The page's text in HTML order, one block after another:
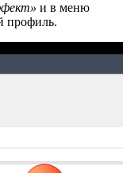
и в меню
профиль.